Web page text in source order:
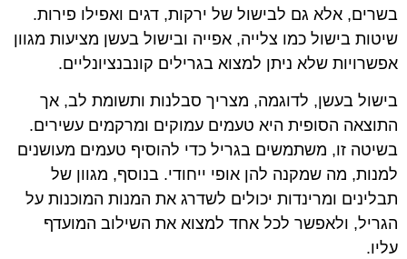
בשרים, אלא גם לבישול של ירקות, דגים ואפילו פירות.
שיטות בישול כמו צלייה, אפייה ובישול בעשן מציעות מגוון
אפשרויות שלא ניתן למצוא בגרילים קונבנציונליים.
בישול בעשן, לדוגמה, מצריך סבלנות ותשומת לב, אך
התוצאה הסופית היא טעמים עמוקים ומרקמים עשירים.
בשיטה זו, משתמשים בגריל כדי להוסיף טעמים מעושנים
למנות, מה שמקנה להן אופי ייחודי. בנוסף, מגוון של
תבלינים ומרינדות יכולים לשדרג את המנות המוכנות על
הגריל, ולאפשר לכל אחד למצוא את השילוב המועדף
עליו.